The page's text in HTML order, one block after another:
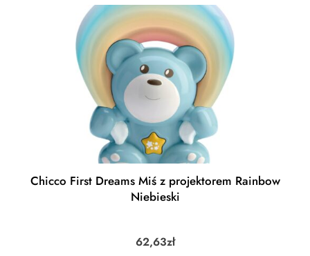
Chicco First Dreams Miś z projektorem Rainbow
Niebieski
62,63zł